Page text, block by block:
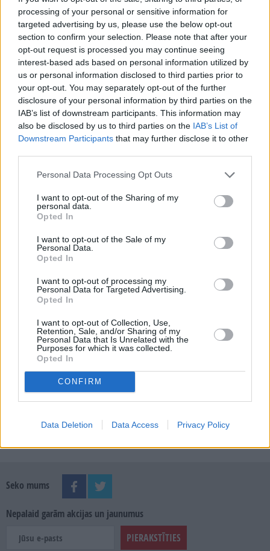
processing of your personal or sensitive information for
targeted advertising by us, please use the below opt-out
section to confirm your selection. Please note that after your
opt-out request is processed you may continue seeing
interest-based ads based on personal information utilized by
us or personal information disclosed to third parties prior to
your opt-out. You may separately opt-out of the further
disclosure of your personal information by third parties on the
IAB’s list of downstream participants. This information may
also be disclosed by us to third parties on the IAB’s List of
Downstream Participants that may further disclose it to other
Personal Data Processing Opt Outs
I want to opt-out of the Sharing of my
personal data.
Opted In
I want to opt-out of the Sale of my
Personal Data.
Opted In
I want to opt-out of processing my
Personal Data for Targeted Advertising.
Opted In
I want to opt-out of Collection, Use,
Retention, Sale, and/or Sharing of my
Personal Data that Is Unrelated with the
Purposes for which it was collected.
Opted In
CONFIRM
Data Deletion Data Access Privacy Policy
4 mēneši /36.00 Eur
17 izdevumi / 2.12 Eur par izdevumu *
*Visas cenas portālā ManiZurnali.lv norādītas € ar PVN.
Žurnālu izdevumu skaits var atšķirties, kā to nosaka Lietošanas
noteikumi
Seko mums
E-izdevumu arhīvs
MEKLĒT
SKATĪT ŽURNĀLA ARHĪVU
Dalies
Seko mums
Nepalaid garām akcijas un jaunumus